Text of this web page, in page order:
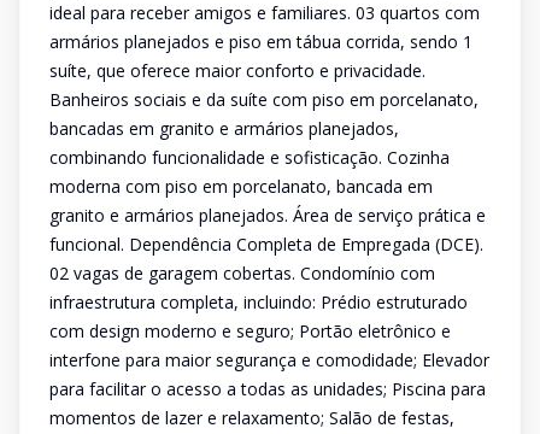
ideal para receber amigos e familiares. 03 quartos com
armários planejados e piso em tábua corrida, sendo 1
suíte, que oferece maior conforto e privacidade.
Banheiros sociais e da suíte com piso em porcelanato,
bancadas em granito e armários planejados,
combinando funcionalidade e sofisticação. Cozinha
moderna com piso em porcelanato, bancada em
granito e armários planejados. Área de serviço prática e
funcional. Dependência Completa de Empregada (DCE).
02 vagas de garagem cobertas. Condomínio com
infraestrutura completa, incluindo: Prédio estruturado
com design moderno e seguro; Portão eletrônico e
interfone para maior segurança e comodidade; Elevador
para facilitar o acesso a todas as unidades; Piscina para
momentos de lazer e relaxamento; Salão de festas,